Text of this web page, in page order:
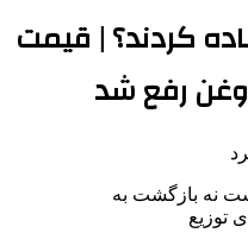
کردند؟ | قیمت
رفع شد